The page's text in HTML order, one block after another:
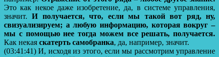
Это как некое даже изобретение, да, в системе управления,
значит.И получается, что, если мы такой вот ряд, ну,
свизуализируем; а любую информацию, которая вокруг –
мы с помощью нее тогда можем все решать, получается.
Как некая скатерть самобранка, да, например, значит.
(03:41:41) И, исходя из этого, если мы рассмотрим управление